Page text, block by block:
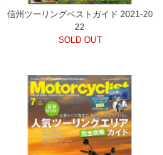
信州ツーリングベストガイド 2021-20
22
SOLD OUT